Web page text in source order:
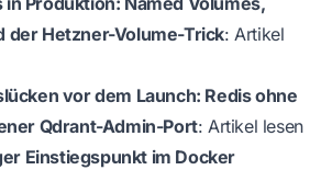
der Hetzner-Volume-Trick: Artikel
vor dem Launch: Redis ohne
Qdrant-Admin-Port: Artikel lesen
Einstiegspunkt im Docker